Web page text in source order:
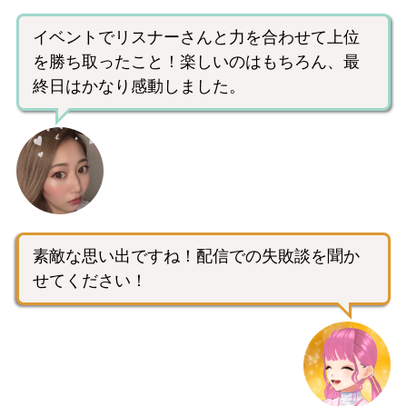
イベントでリスナーさんと力を合わせて上位
を勝ち取ったこと！楽しいのはもちろん、最
終日はかなり感動しました。
素敵な思い出ですね！配信での失敗談を聞か
せてください！